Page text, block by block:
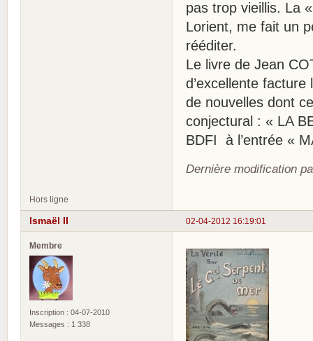
pas trop vieillis. La
Lorient, me fait un
rééditer.
Le livre de Jean
d’excellente facture
de nouvelles dont
conjectural : « LA
BDFI à l’entrée «
Dernière modification
Hors ligne
02-04-2012 16:19:01
Ismaël II
Membre
Inscription : 04-07-2010
Messages : 1 338